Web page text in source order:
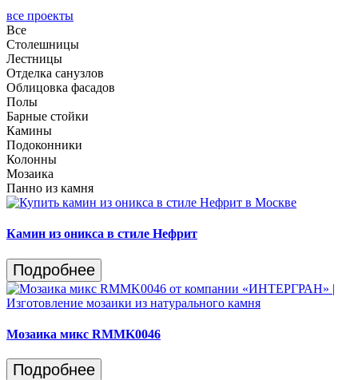
все проекты
Все
Столешницы
Лестницы
Отделка санузлов
Облицовка фасадов
Полы
Барные стойки
Камины
Подоконники
Колонны
Мозаика
Панно из камня
Камин из оникса в стиле Нефрит
Подробнее
Мозаика микс RMMK0046
Подробнее